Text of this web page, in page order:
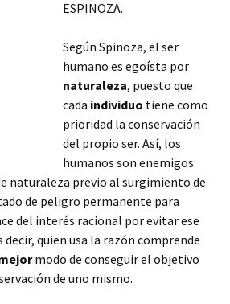
ESPINOZA.
Según Spinoza, el ser
humano es egoísta por
naturaleza, puesto que
cada individuo tiene como
prioridad la conservación
del propio ser. Así, los
humanos son enemigos
naturaleza previo al surgimiento de
de peligro permanente para
del interés racional por evitar ese
quien usa la razón comprende
modo de conseguir el objetivo
de uno mismo.